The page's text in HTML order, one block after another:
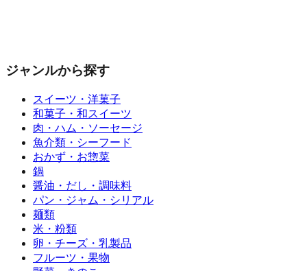
ジャンルから探す
スイーツ・洋菓子
和菓子・和スイーツ
肉・ハム・ソーセージ
魚介類・シーフード
おかず・お惣菜
鍋
醤油・だし・調味料
パン・ジャム・シリアル
麺類
米・粉類
卵・チーズ・乳製品
フルーツ・果物